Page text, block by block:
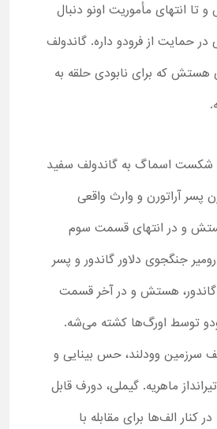
تا انتهای مأموریت اونو دنبال
حمایت از فرودو داره. گاندولف
هستش که برای نابودی حلقه به
شکست اسماگ به گاندولف سفید
پسر آراتورن و وارث واقعی
و در انتهای قسمت سوم
جنگجوی دلاور گاندور و پسر
گاندور، هستش و در آخر قسمت
توسط اورگ‌ها کشته می‌شه.
سرزمین وودلند، حس بینایی و
ماهریه. گیملی، دورف قابل
الف‌ها برای مقابله با